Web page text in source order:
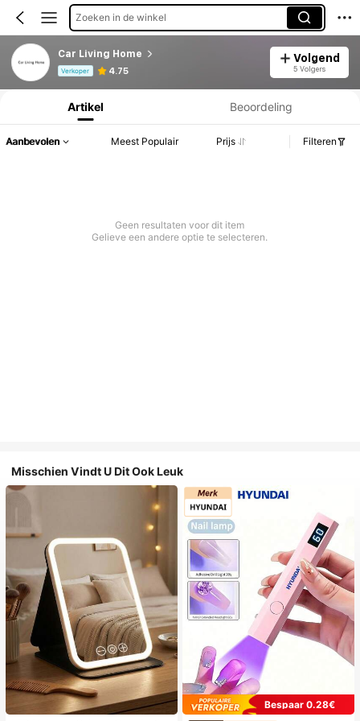
Zoeken in de winkel
Car Living Home
Verkoper 4.75
Volgend
5 Volgers
Productinformatie: Prijsopenbaring, Verkoop- en Voorraadgegevens.
Artikel Beoordeling
Aanbevolen Meest Populair Prijs Filteren
Geen resultaten voor dit item
Gelieve een andere optie te selecteren.
Misschien Vindt U Dit Ook Leuk
Bespaar 0.28€